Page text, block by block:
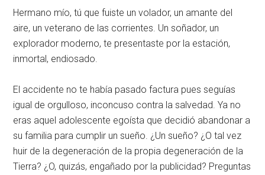
Hermano mío, tú que fuiste un volador, un amante del
aire, un veterano de las corrientes. Un soñador, un
explorador moderno, te presentaste por la estación,
inmortal, endiosado.
El accidente no te había pasado factura pues seguías
igual de orgulloso, inconcuso contra la salvedad. Ya no
eras aquel adolescente egoísta que decidió abandonar a
su familia para cumplir un sueño. ¿Un sueño? ¿O tal vez
huir de la degeneración de la propia degeneración de la
Tierra? ¿O, quizás, engañado por la publicidad? Preguntas